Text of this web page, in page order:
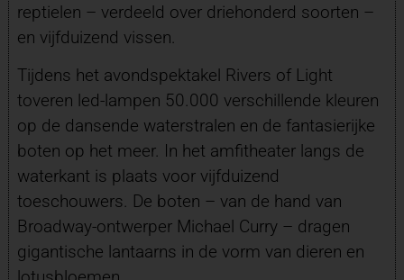
reptielen – verdeeld over driehonderd soorten –
en vijfduizend vissen.
Tijdens het avondspektakel Rivers of Light
toveren led-lampen 50.000 verschillende kleuren
op de dansende waterstralen en de fantasierijke
boten op het meer. In het amfitheater langs de
waterkant is plaats voor vijfduizend
toeschouwers. De boten – van de hand van
Broadway-ontwerper Michael Curry – dragen
gigantische lantaarns in de vorm van dieren en